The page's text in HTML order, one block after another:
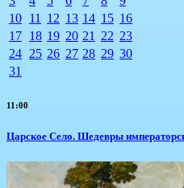
10 11 12 13 14 15 16
17 18 19 20 21 22 23
24 25 26 27 28 29 30
31
11:00
Царское Село. Шедевры